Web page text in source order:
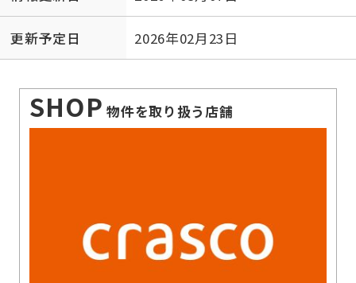
更新予定日 2026年02月23日
SHOP 物件を取り扱う店舗